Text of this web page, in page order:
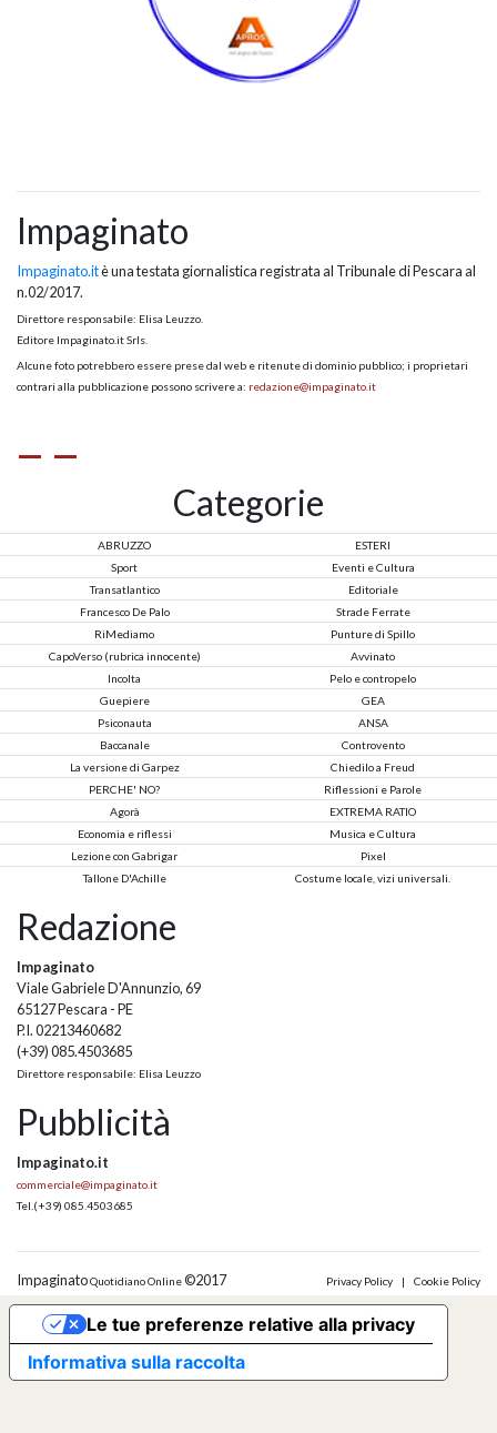
Impaginato
Impaginato.itè una testata giornalistica registrata al Tribunale di Pescara al
n.02/2017.
Direttore responsabile: Elisa Leuzzo.
Editore Impaginato.it Srls.
Alcune foto potrebbero essere prese dal web e ritenute di dominio pubblico; i proprietari
contrari alla pubblicazione possono scrivere a: redazione@impaginato.it
Categorie
ABRUZZO
ESTERI
Sport
Eventi e Cultura
Transatlantico
Editoriale
Francesco De Palo
Strade Ferrate
RiMediamo
Punture di Spillo
CapoVerso (rubrica innocente)
Avvinato
Incolta
Pelo e contropelo
Guepiere
GEA
Psiconauta
ANSA
Baccanale
Controvento
La versione di Garpez
Chiedilo a Freud
PERCHE' NO?
Riflessioni e Parole
Agorà
EXTREMA RATIO
Economia e riflessi
Musica e Cultura
Lezione con Gabrigar
Pixel
Tallone D'Achille
Costume locale, vizi universali.
Redazione
Impaginato
Viale Gabriele D'Annunzio, 69
65127 Pescara - PE
P.I. 02213460682
(+39) 085.4503685
Direttore responsabile: Elisa Leuzzo
Pubblicità
Impaginato.it
commerciale@impaginato.it
Tel. (+39) 085.4503685
ImpaginatoQuotidiano Online©2017 Privacy Policy | Cookie Policy
Informativa sulla raccolta
Le tue preferenze relative alla privacy